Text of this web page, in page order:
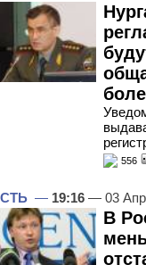
556
— 19:16 — 03
В